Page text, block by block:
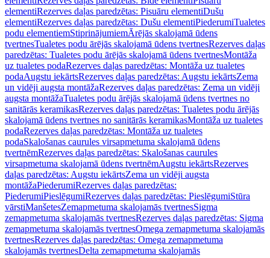
elementiRezerves daļas paredzētas: Pisuāru elementiDušu
elementiRezerves daļas paredzētas: Dušu elementiPiederumiTualetes
podu elementiemStiprinājumiemĀrējās skalojamā ūdens
tvertnesTualetes podu ārējās skalojamā ūdens tvertnesRezerves daļas
paredzētas: Tualetes podu ārējās skalojamā ūdens tvertnesMontāža
uz tualetes podaRezerves daļas paredzētas: Montāža uz tualetes
podaAugstu iekārtsRezerves daļas paredzētas: Augstu iekārtsZema
un vidēji augsta montāžaRezerves daļas paredzētas: Zema un vidēji
augsta montāžaTualetes podu ārējās skalojamā ūdens tvertnes no
sanitārās keramikasRezerves daļas paredzētas: Tualetes podu ārējās
skalojamā ūdens tvertnes no sanitārās keramikasMontāža uz tualetes
podaRezerves daļas paredzētas: Montāža uz tualetes
podaSkalošanas caurules virsapmetuma skalojamā ūdens
tvertnēmRezerves daļas paredzētas: Skalošanas caurules
virsapmetuma skalojamā ūdens tvertnēmAugstu iekārtsRezerves
daļas paredzētas: Augstu iekārtsZema un vidēji augsta
montāžaPiederumiRezerves daļas paredzētas:
PiederumiPieslēgumiRezerves daļas paredzētas: PieslēgumiStūra
vārstiManšetesZemapmetuma skalojamās tvertnesSigma
zemapmetuma skalojamās tvertnesRezerves daļas paredzētas: Sigma
zemapmetuma skalojamās tvertnesOmega zemapmetuma skalojamās
tvertnesRezerves daļas paredzētas: Omega zemapmetuma
skalojamās tvertnesDelta zemapmetuma skalojamās